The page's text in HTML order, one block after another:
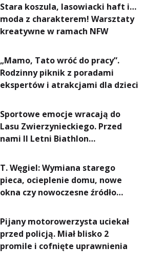
Stara koszula, lasowiacki haft i…
moda z charakterem! Warsztaty
kreatywne w ramach NFW
„Mamo, Tato wróć do pracy”.
Rodzinny piknik z poradami
ekspertów i atrakcjami dla dzieci
Sportowe emocje wracają do
Lasu Zwierzynieckiego. Przed
nami II Letni Biathlon
T. Węgiel: Wymiana starego
pieca, ocieplenie domu, nowe
okna czy nowoczesne źródło
rachunki za energię, lepszy
komfort życia i... czystsze
powietrze
Pijany motorowerzysta uciekał
przed policją. Miał blisko 2
promile i cofnięte uprawnienia